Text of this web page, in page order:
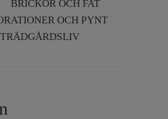
BRICKOR OCH FAT
OCH PYNT
TRÄDGÅRDSLIV